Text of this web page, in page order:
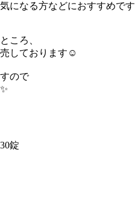
になる方などにおすすめです
ころ、
しております☺️
ので